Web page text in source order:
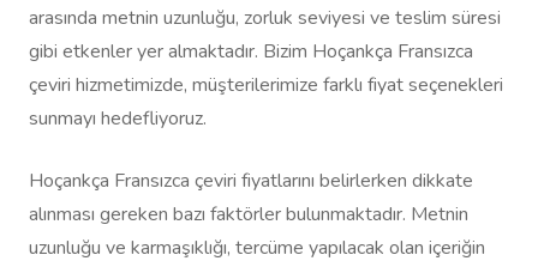
arasında metnin uzunluğu, zorluk seviyesi ve teslim süresi
gibi etkenler yer almaktadır. Bizim Hoçankça Fransızca
çeviri hizmetimizde, müşterilerimize farklı fiyat seçenekleri
sunmayı hedefliyoruz.
Hoçankça Fransızca çeviri fiyatlarını belirlerken dikkate
alınması gereken bazı faktörler bulunmaktadır. Metnin
uzunluğu ve karmaşıklığı, tercüme yapılacak olan içeriğin